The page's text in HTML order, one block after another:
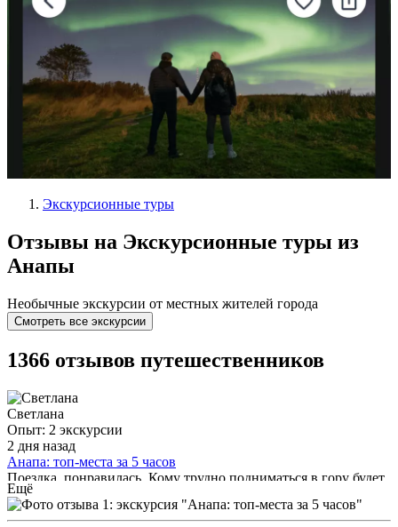
Экскурсионные туры
Отзывы на Экскурсионные туры из
Анапы
Необычные экскурсии от местных жителей города
Смотреть все экскурсии
1366 отзывов путешественников
Светлана
Опыт: 2 экскурсии
2 дня назад
Анапа: топ-места за 5 часов
Поездка, понравилась. Кому трудно подниматься в гору будет
тяжело
Ещё